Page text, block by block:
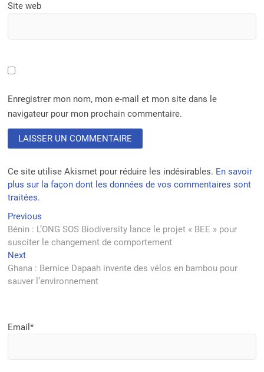
Site web
Enregistrer mon nom, mon e-mail et mon site dans le
navigateur pour mon prochain commentaire.
Ce site utilise Akismet pour réduire les indésirables. En savoir
plus sur la façon dont les données de vos commentaires sont
traitées.
Navigation
de
l’article
Previous
post:
Bénin : L’ONG SOS Biodiversity lance le projet « BEE » pour
susciter le changement de comportement
NextNext
post:
Ghana : Bernice Dapaah invente des vélos en bambou pour
sauver l’environnement
Email*